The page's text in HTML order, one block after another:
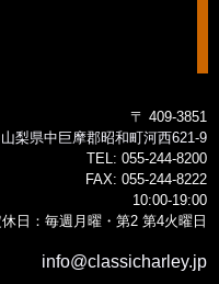
〒 409-3851
山梨県中巨摩郡昭和町河西621-9
TEL: 055-244-8200
FAX: 055-244-8222
10:00-19:00
休日：毎週月曜・第2 第4火曜日
info@classicharley.jp